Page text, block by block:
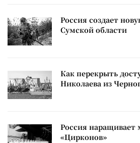
Россия создает
Сумской области
Как перекрыть
Николаева из
Россия наращивает
«Цирконов»